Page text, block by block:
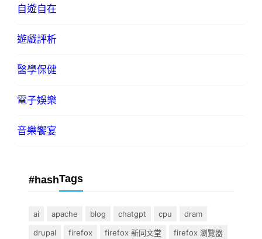
自遊自在
遊戲評析
醫學保健
電子娛樂
音樂饗宴
#hashTags
ai apache blog chatgpt cpu
dram
drupal
firefox firefox 新同文堂
firefox 瀏覽器